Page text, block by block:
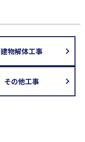
建物解体工事
その他工事